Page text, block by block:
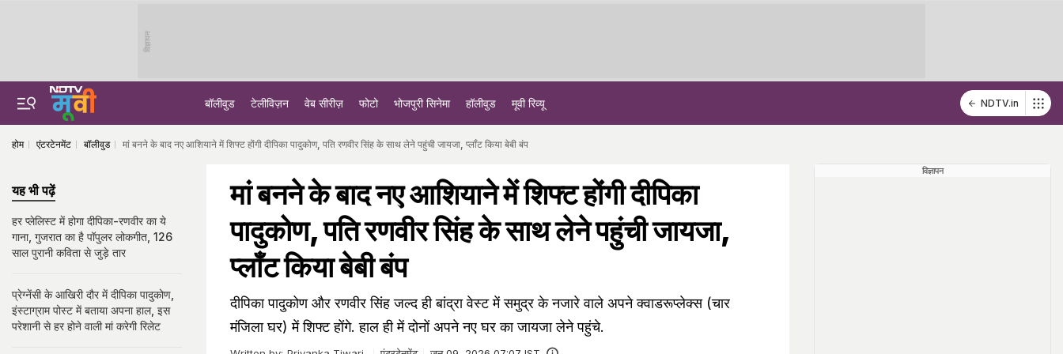
विज्ञापन
बॉलीवुड टेलीविज़न वेब सीरीज़ फोटो भोजपुरी सिनेमा हॉलीवुड मूवी रिव्यू NDTV.in
होम एंटरटेनमेंट बॉलीवुड मां बनने के बाद नए आशियाने में शिफ्ट होंगी दीपिका पादुकोण, पति रणवीर सिंह के साथ लेने पहुंची जायजा, प्लॉंट किया बेबी बंप
मां बनने के बाद नए आशियाने में शिफ्ट होंगी दीपिका
पादुकोण, पति रणवीर सिंह के साथ लेने पहुंची जायजा,
प्लॉंट किया बेबी बंप
दीपिका पादुकोण और रणवीर सिंह जल्द ही बांद्रा वेस्ट में समुद्र के नजारे वाले अपने क्वाडरूप्लेक्स (चार
मंजिला घर) में शिफ्ट होंगे. हाल ही में दोनों अपने नए घर का जायजा लेने पहुंचे.
यह भी पढ़ें
हर प्लेलिस्ट में होगा दीपिका-रणवीर का ये
गाना, गुजरात का है पॉपुलर लोकगीत, 126
साल पुरानी कविता से जुड़े तार
प्रेग्नेंसी के आखिरी दौर में दीपिका पादुकोण,
इंस्टाग्राम पोस्ट में बताया अपना हाल, इस
परेशानी से हर होने वाली मां करेगी रिलेट
विज्ञापन